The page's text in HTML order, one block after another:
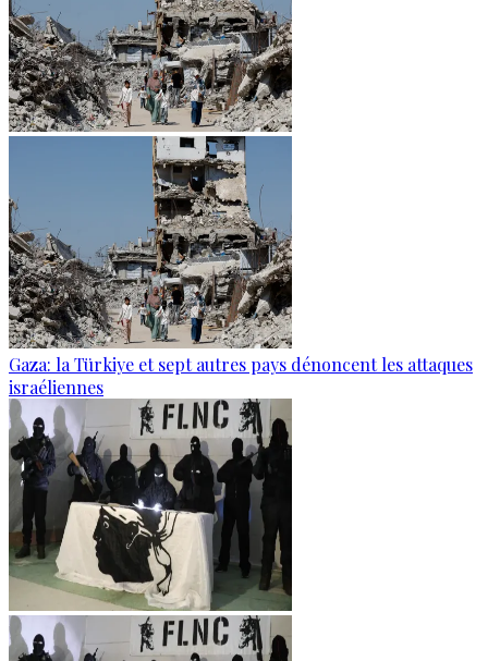
Gaza: la Türkiye et sept autres pays dénoncent les attaques
israéliennes